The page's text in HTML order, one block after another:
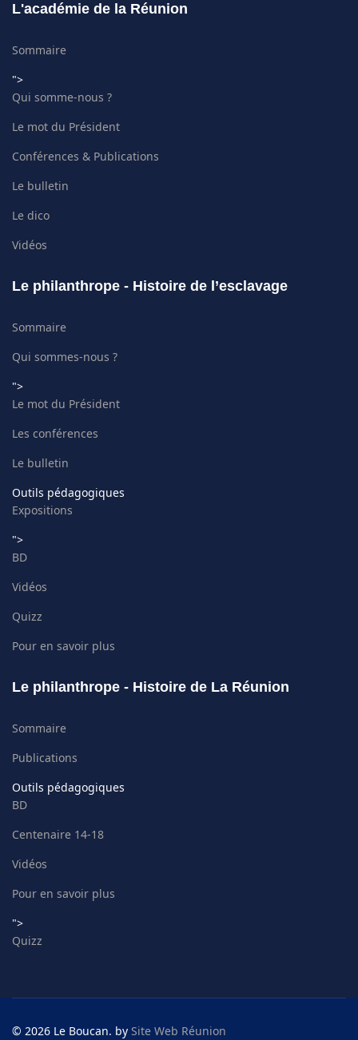
L'académie de la Réunion
Sommaire
">
Qui somme-nous ?
Le mot du Président
Conférences & Publications
Le bulletin
Le dico
Vidéos
Le philanthrope - Histoire de l’esclavage
Sommaire
Qui sommes-nous ?
">
Le mot du Président
Les conférences
Le bulletin
Outils pédagogiques
Expositions
">
BD
Vidéos
Quizz
Pour en savoir plus
Le philanthrope - Histoire de La Réunion
Sommaire
Publications
Outils pédagogiques
BD
Centenaire 14-18
Vidéos
Pour en savoir plus
">
Quizz
© 2026 Le Boucan. by Site Web Réunion